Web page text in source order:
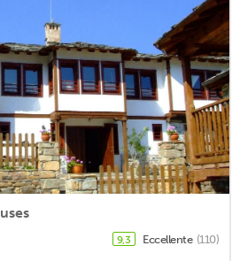
9,3 Eccellente (110)